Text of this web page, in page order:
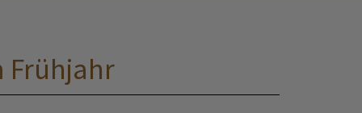
Frühjahr